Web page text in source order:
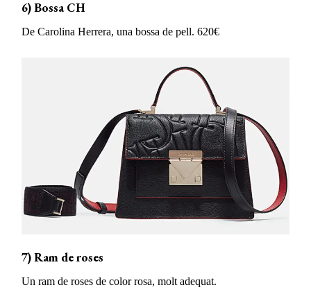
6) Bossa CH
De Carolina Herrera, una bossa de pell. 620€
7) Ram de roses
Un ram de roses de color rosa, molt adequat.